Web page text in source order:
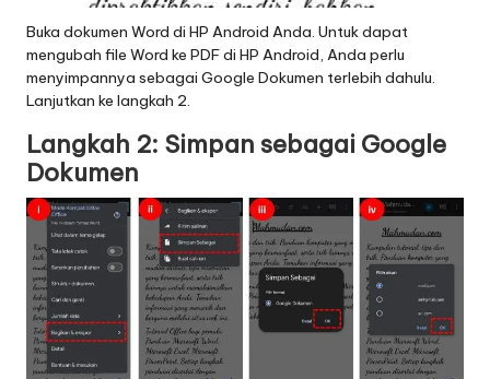
Buka dokumen Word di HP Android Anda. Untuk dapat
mengubah file Word ke PDF di HP Android, Anda perlu
menyimpannya sebagai Google Dokumen terlebih dahulu.
Lanjutkan ke langkah 2.
Langkah 2: Simpan sebagai Google
Dokumen